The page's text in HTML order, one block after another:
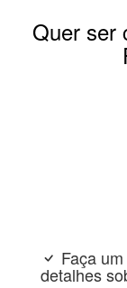
Quer ser
Faça
detalhes